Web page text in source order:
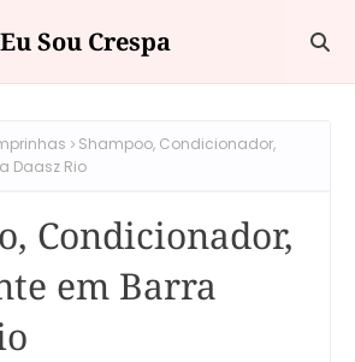
Eu Sou Crespa
Shampoo, Condicionador,
Daasz Rio
Condicionador,
em Barra